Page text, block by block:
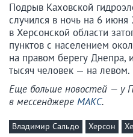
Подрыв Каховской
случился в ночь на 6 июня
в Херсонской области
пунктов с населением
на правом берегу Днепра,
тысяч человек — на левом.
Еще больше новостей — у
в мессенджере МАКС.
Владимир Сальдо Херсон